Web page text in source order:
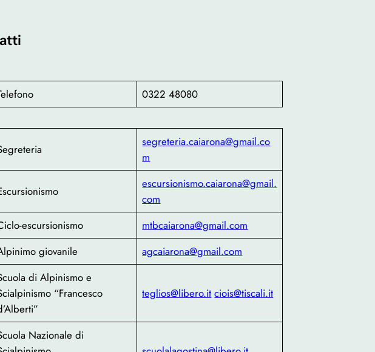
0322 48080
segreteria.caiarona@gmail.co
m
escursionismo.caiarona@gmail.
com
escursionismo
mtbcaiarona@gmail.com
giovanile
agcaiarona@gmail.com
di Alpinismo e
“Francesco
teglios@libero.it ciois@tiscali.it
Nazionale di